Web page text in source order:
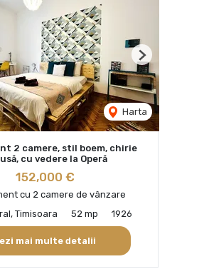
Harta
Next
2 camere, stil boem, chirie
cu vedere la Operă
152,000 €
cu 2 camere de vânzare
Timisoara
52 mp 1926
mai multe detalii